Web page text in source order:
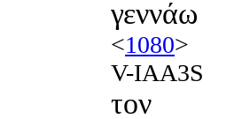
γεννάω
<1080>
V-IAA3S
τον